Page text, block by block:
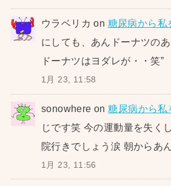
ウラベリカ on 糖尿病から私
にしても、あんドーナツの
ドーナツはヨダレが・・笑”
1月 23, 11:58
sonowhere on糖尿病から私
じです笑 今の運動量を失く
院行きでしょう涙 朝からあ
1月 23, 11:56